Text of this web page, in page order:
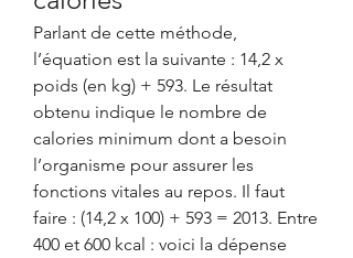
Parlant de cette méthode,
l’équation est la suivante : 14,2 x
poids (en kg) + 593. Le résultat
obtenu indique le nombre de
calories minimum dont a besoin
l’organisme pour assurer les
fonctions vitales au repos. Il faut
faire : (14,2 x 100) + 593 = 2013. Entre
400 et 600 kcal : voici la dépense